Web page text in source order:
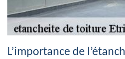
L’importance de